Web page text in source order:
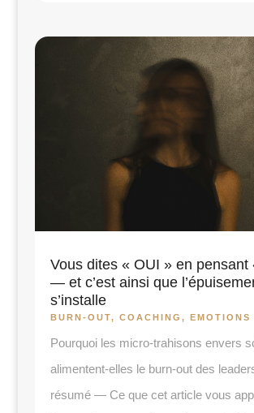
Vous dites « OUI » en pensant
— et c’est ainsi que
s’installe
BURN-OUT, COACHING , EMOTIONS
Pourquoi les micro-trahisons envers
alimentent-elles le burn-out des
résumé — Ce que cet article vous